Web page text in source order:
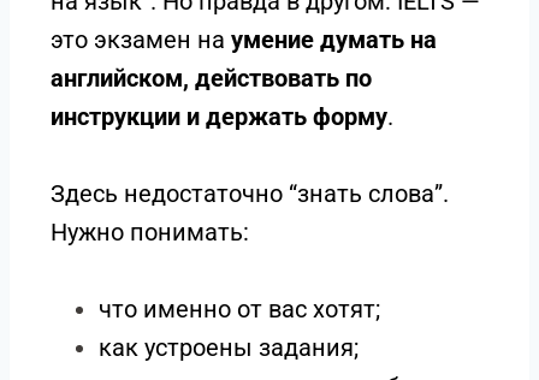
это экзамен на умение думать на
английском, действовать по
инструкции и держать форму.
Здесь недостаточно “знать слова”.
Нужно понимать:
что именно от вас хотят;
как устроены задания;